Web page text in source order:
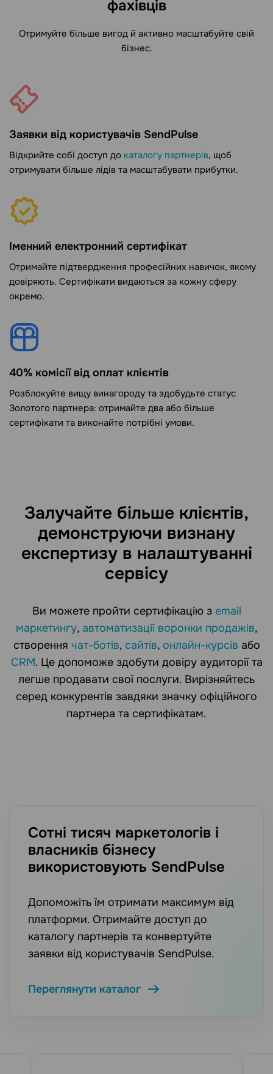
фахівців
Отримуйте більше вигод й активно масштабуйте свій
бізнес.
Заявки від користувачів SendPulse
Відкрийте собі доступ до каталогу партнерів, щоб
отримувати більше лідів та масштабувати прибутки.
Іменний електронний сертифікат
Отримайте підтвердження професійних навичок, якому
довіряють. Сертифікати видаються за кожну сферу
окремо.
40% комісії від оплат клієнтів
Розблокуйте вищу винагороду та здобудьте статус
Золотого партнера: отримайте два або більше
сертифікати та виконайте потрібні умови.
Залучайте більше клієнтів,
демонструючи визнану
експертизу в налаштуванні
сервісу
Ви можете пройти сертифікацію з email
маркетингу, автоматизації воронки продажів,
створення чат-ботів, cайтів, онлайн-курсів або
CRM. Це допоможе здобути довіру аудиторії та
легше продавати свої послуги. Вирізняйтесь
серед конкурентів завдяки значку офіційного
партнера та сертифікатам.
Сотні тисяч маркетологів і
власників бізнесу
використовують SendPulse
Допоможіть їм отримати максимум від
платформи. Отримайте доступ до
каталогу партнерів та конвертуйте
заявки від користувачів SendPulse.
Переглянути каталог